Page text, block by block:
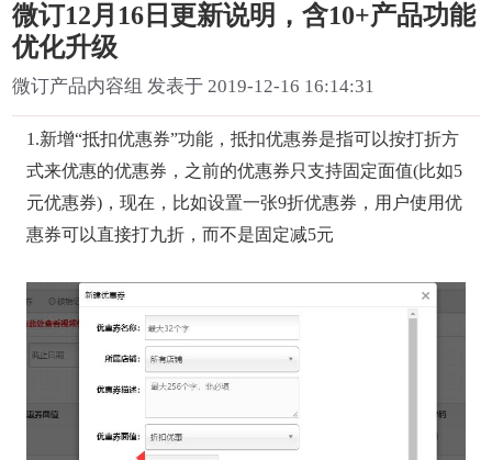
微订12月16日更新说明，含10+产品功能
优化升级
微订产品内容组 发表于 2019-12-16 16:14:31
1.新增“抵扣优惠券”功能，抵扣优惠券是指可以按打折方
式来优惠的优惠券，之前的优惠券只支持固定面值(比如5
元优惠券)，现在，比如设置一张9折优惠券，用户使用优
惠券可以直接打九折，而不是固定减5元